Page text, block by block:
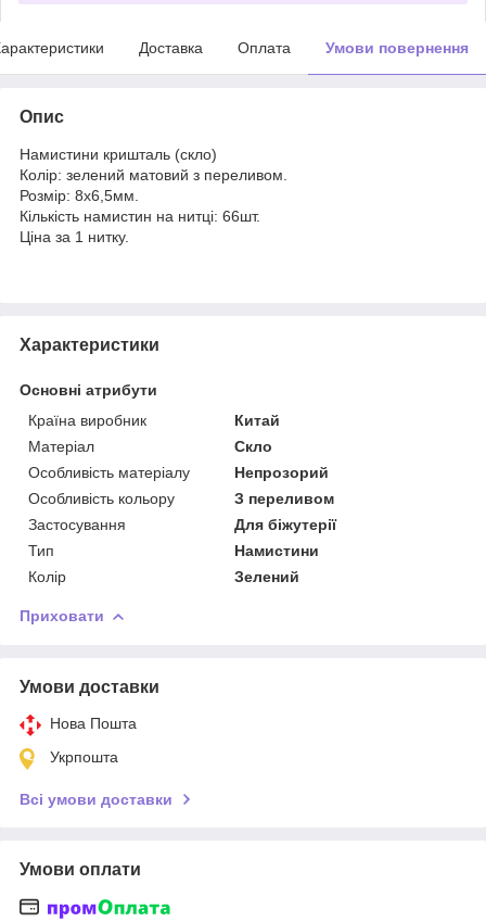
Доставка Оплата Умови повернення
Опис
Намистини кришталь (скло)
Колір: зелений матовий з переливом.
Розмір: 8х6,5мм.
Кількість намистин на нитці: 66шт.
Ціна за 1 нитку.
Характеристики
Основні атрибути
Країна виробник
Китай
Матеріал
Скло
Особливість матеріалу
Непрозорий
Особливість кольору
З переливом
Застосування
Для біжутерії
Тип
Намистини
Колір
Зелений
Приховати
Умови доставки
Нова Пошта
Укрпошта
Всі умови доставки
Умови оплати